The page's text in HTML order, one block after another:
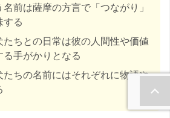
名前は薩摩の方言で「つながり」
する
ちとの日常は彼の人間性や価値
手がかりとなる
たちの名前にはそれぞれに物語や